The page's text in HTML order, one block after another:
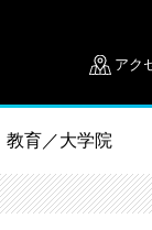
アク
教育／大学院